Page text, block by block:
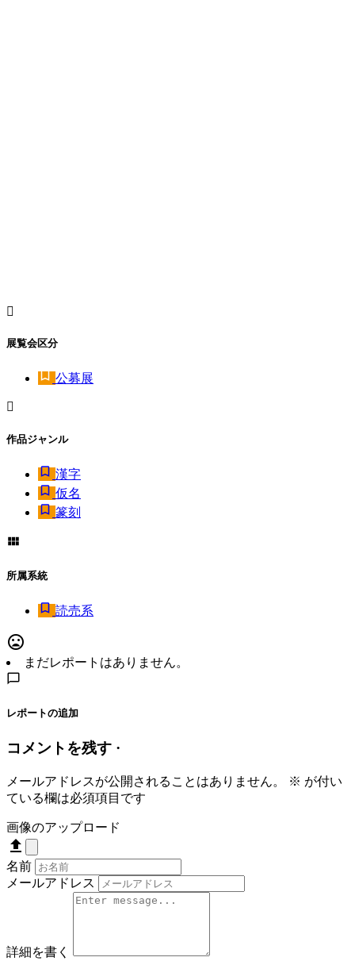
展覧会区分
公募展
作品ジャンル
漢字
仮名
篆刻
所属系統
読売系
まだレポートはありません。
レポートの追加
コメントを残す ·
メールアドレスが公開されることはありません。 ※ が付い
ている欄は必須項目です
画像のアップロード
名前
メールアドレス
詳細を書く